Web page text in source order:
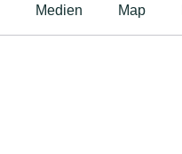
Medien Map